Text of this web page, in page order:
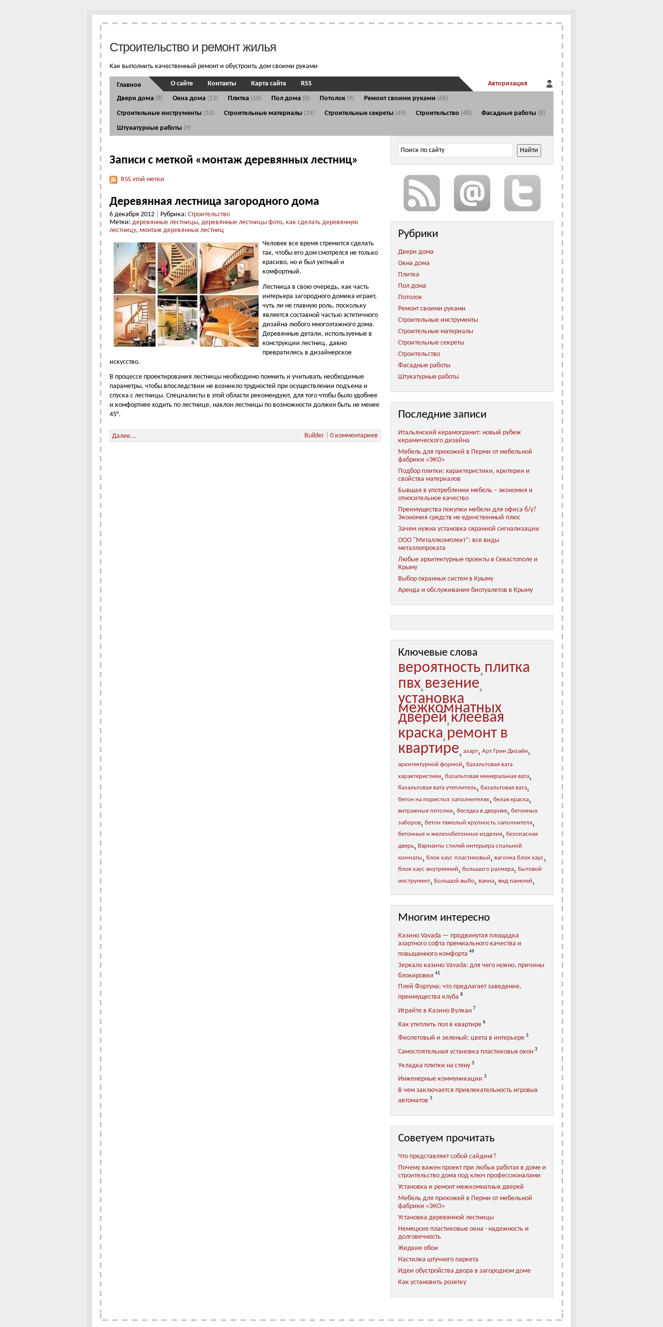
Строительство и ремонт жилья
Как выполнить качественный ремонт и обустроить дом своими руками
Главное
Двери дома (8) Окна дома (13) Плитка (10) Пол дома (8) Потолок (9) Ремонт своими руками (66)
Строительные инструменты (10) Строительные материалы (24) Строительные секреты (49) Строительство (48) Фасадные работы (8)
Штукатурные работы (9)
О сайте Контакты Карта сайта RSS
Авторизация
Записи с меткой «монтаж деревянных лестниц»
RSS этой метки
Деревянная лестница загородного дома
6 декабря 2012 Рубрика: Строительство
Метки: деревянные лестницы, деревянные лестницы фото, как сделать деревянную
лестницу, монтаж деревянных лестниц
Человек все время стремится сделать
так, чтобы его дом смотрелся не только
красиво, но и был уютный и
комфортный.
Лестница в свою очередь, как часть
интерьера загородного домика играет,
чуть ли не главную роль, поскольку
является составной частью эстетичного
дизайна любого многоэтажного дома.
Деревянные детали, используемые в
конструкции лестниц, давно
превратились в дизайнерское
искусство.
В процессе проектирования лестницы необходимо помнить и учитывать необходимые
параметры, чтобы впоследствии не возникло трудностей при осуществлении подъема и
спуска с лестницы. Специалисты в этой области рекомендуют, для того чтобы было удобнее
и комфортнее ходить по лестнице, наклон лестницы по возможности должен быть не менее
45°.
Далее... Builder 0 комментариев
Рубрики
Двери дома
Окна дома
Плитка
Пол дома
Потолок
Ремонт своими руками
Строительные инструменты
Строительные материалы
Строительные секреты
Строительство
Фасадные работы
Штукатурные работы
Последние записи
Итальянский керамогранит: новый рубеж
керамического дизайна
Мебель для прихожей в Перми от мебельной
фабрики «ЭКО»
Подбор плитки: характеристики, критерии и
свойства материалов
Бывшая в употреблении мебель – экономия и
относительное качество
Преимущества покупки мебели для офиса б/у?
Экономия средств не единственный плюс
Зачем нужна установка охранной сигнализации
ООО "Металлкомплект": все виды
металлопроката
Любые архитектурные проекты в Севастополе и
Крыму
Выбор охранных систем в Крыму
Аренда и обслуживание биотуалетов в Крыму
Ключевые слова
вероятность2 плитка
пвх2 везение2
установка
межкомнатных
дверей2 клеевая
краска2 ремонт в
квартире2
азарт1 Арт Грин Дизайн 1
архитектурной формой1 базальтовая вата
характеристики1 базальтовая минеральная вата1
базальтовая вата утеплитель1 базальтовая вата1
бетон на пористых заполнителях1 белая краска1
витражные потолки1 беседка в дворике1 бетонных
заборов1 бетон тяжелый крупность заполнителя1
бетонные и железобетонные изделия1 безопасная
дверь1
Варианты стилей интерьера спальной
комнаты 1 блок хаус пластиковый1 вагонка блок хаус 1
блок хаус внутренний1 большого размера1
Бытовой
инструмент1 Большой выбо1 ванна1 вид панелей1
Многим интересно
Казино Vavada — продвинутая площадка
азартного софта премиального качества и
повышенного комфорта 49
Зеркало казино Vavada: для чего нужно, причины
блокировки 41
Плей Фортуна: что предлагает заведение,
преимущества клуба 8
Играйте в Казино Вулкан 7
Как утеплить пол в квартире 6
Фиолетовый и зеленый: цвета в интерьере 3
Самостоятельная установка пластиковых окон 3
Укладка плитки на стену 3
Инженерные коммуникации 3
В чем заключается привлекательность игровых
автоматов 3
Советуем прочитать
Что представляет собой сайдинг?
Почему важен проект при любых работах в доме и
строительство дома под ключ профессионалами
Установка и ремонт межкомнатных дверей
Мебель для прихожей в Перми от мебельной
фабрики «ЭКО»
Установка деревянной лестницы
Немецкие пластиковые окна - надежность и
долговечность
Жидкие обои
Настилка штучного паркета
Идеи обустройства двора в загородном доме
Как установить розетку